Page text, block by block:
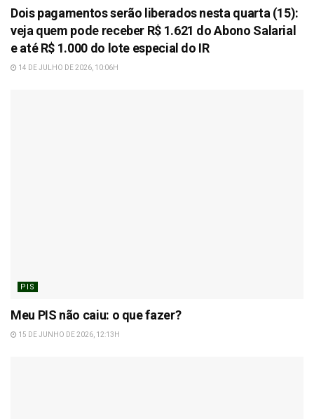
Dois pagamentos serão liberados nesta quarta (15):
veja quem pode receber R$ 1.621 do Abono Salarial
e até R$ 1.000 do lote especial do IR
14 DE JULHO DE 2026, 10:06H
PIS
Meu PIS não caiu: o que fazer?
15 DE JUNHO DE 2026, 12:13H